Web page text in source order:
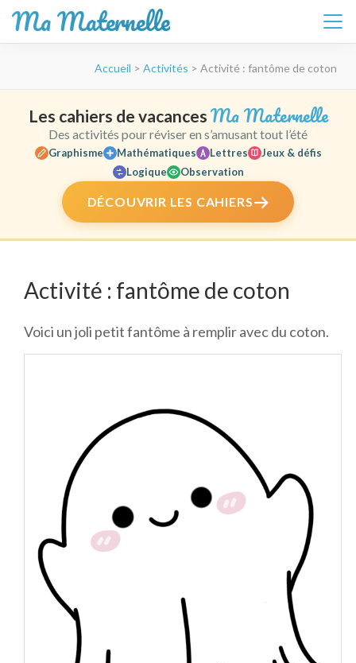
Ma Maternelle
(Pressez
Entrée)
Accueil > Activités > Activité : fantôme de coton
Les cahiers de vacances Ma Maternelle
Des activités pour réviser en s’amusant tout l’été
Graphisme Mathématiques Lettres
Jeux & défis
Logique
Observation
DÉCOUVRIR LES CAHIERS
Activité : fantôme de coton
Voici un joli petit fantôme à remplir avec du coton.